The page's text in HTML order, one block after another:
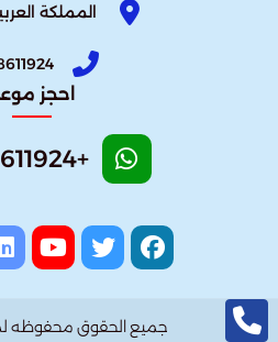
المملكة
احجز
+201558611924
جميع الحقوق محفوظه